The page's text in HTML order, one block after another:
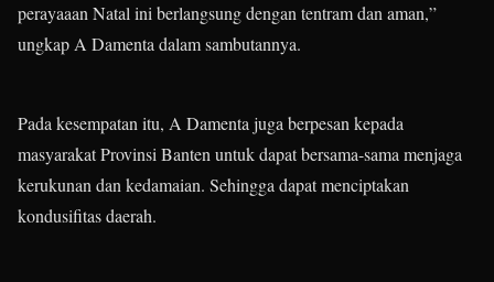
perayaaan Natal ini berlangsung dengan tentram dan aman,”
ungkap A Damenta dalam sambutannya.
Pada kesempatan itu, A Damenta juga berpesan kepada
masyarakat Provinsi Banten untuk dapat bersama-sama menjaga
kerukunan dan kedamaian. Sehingga dapat menciptakan
kondusifitas daerah.